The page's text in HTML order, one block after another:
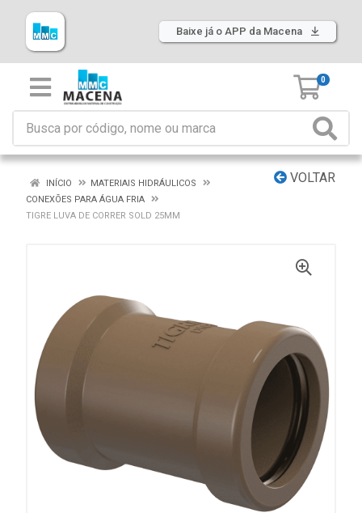
Baixe já o APP da Macena
0
VOLTAR
INÍCIO
MATERIAIS HIDRÁULICOS
CONEXÕES PARA ÁGUA FRIA
TIGRE LUVA DE CORRER SOLD 25MM